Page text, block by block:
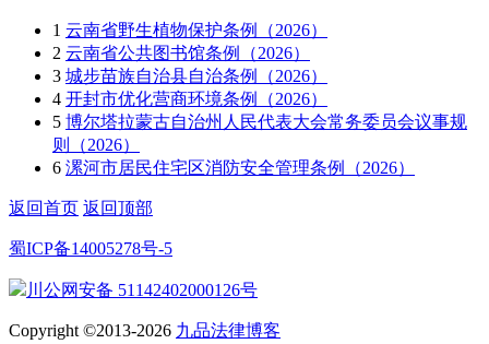
1 云南省野生植物保护条例（2026）
2 云南省公共图书馆条例（2026）
3 城步苗族自治县自治条例（2026）
4 开封市优化营商环境条例（2026）
5 博尔塔拉蒙古自治州人民代表大会常务委员会议事规
则（2026）
6 漯河市居民住宅区消防安全管理条例（2026）
返回首页 返回顶部
蜀ICP备14005278号-5
川公网安备 51142402000126号
Copyright ©2013-2026 九品法律博客